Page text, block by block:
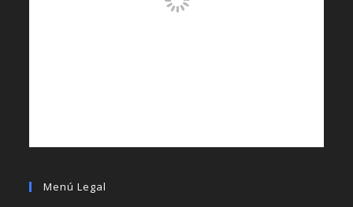
Menú Legal